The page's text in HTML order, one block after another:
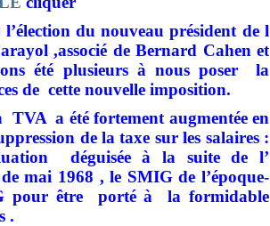
du nouveau président de l
,associé de Bernard Cahen et
été plusieurs à nous poser
la
de cette nouvelle imposition.
TVA a été fortement augmentée en
de la taxe sur les salaires :
déguisée à la suite de l’
mai 1968 , le SMIG de l’époque-
pour être porté à
la formidable
.